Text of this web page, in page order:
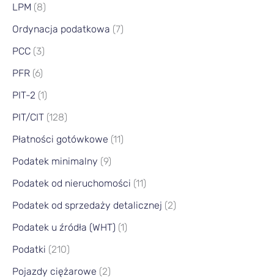
LPM (8)
Ordynacja podatkowa (7)
PCC (3)
PFR (6)
PIT-2 (1)
PIT/CIT (128)
Płatności gotówkowe (11)
Podatek minimalny (9)
Podatek od nieruchomości (11)
Podatek od sprzedaży detalicznej (2)
Podatek u źródła (WHT) (1)
Podatki (210)
Pojazdy ciężarowe (2)